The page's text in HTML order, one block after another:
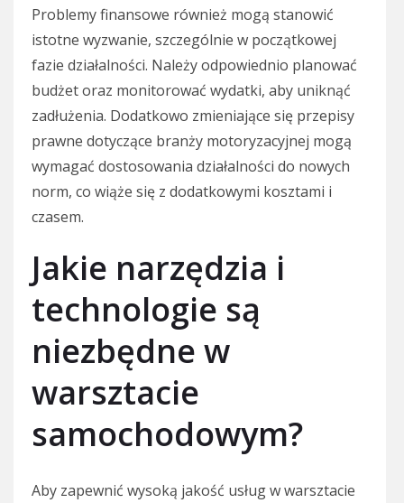
Problemy finansowe również mogą stanowić
istotne wyzwanie, szczególnie w początkowej
fazie działalności. Należy odpowiednio planować
budżet oraz monitorować wydatki, aby uniknąć
zadłużenia. Dodatkowo zmieniające się przepisy
prawne dotyczące branży motoryzacyjnej mogą
wymagać dostosowania działalności do nowych
norm, co wiąże się z dodatkowymi kosztami i
czasem.
Jakie narzędzia i
technologie są
niezbędne w
warsztacie
samochodowym?
Aby zapewnić wysoką jakość usług w warsztacie